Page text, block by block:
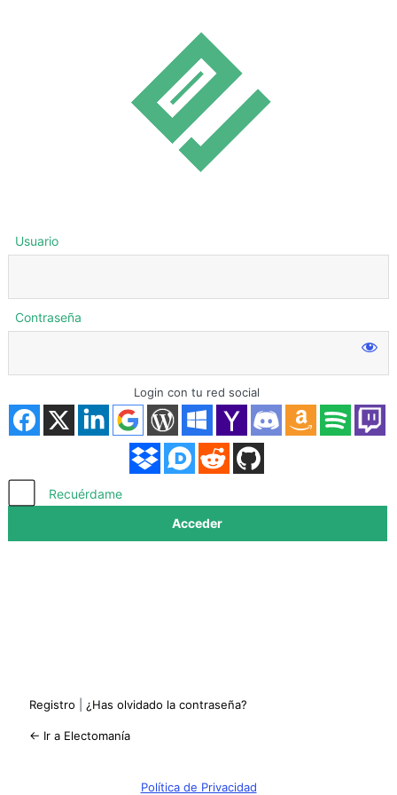
Acceder
Usuario
Contraseña
Login con tu red social
Recuérdame
Registro ¿Has olvidado la contraseña?
← Ir a Electomanía
Política de Privacidad